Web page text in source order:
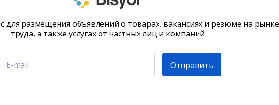
для размещения объявлений о товарах, вакансиях и резюме на рынке
труда, а также услугах от частных лиц и компаний
Отправить